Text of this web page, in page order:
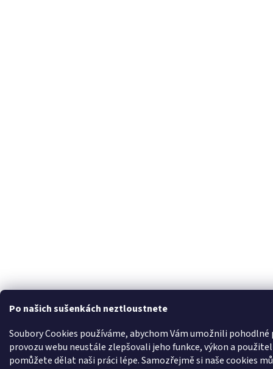
Po našich sušenkách neztloustnete
Soubory Cookies používáme, abychom Vám umožnili
provozu webu neustále zlepšovali jeho funkce, výkon a
pomůžete dělat naši práci lépe. Samozřejmě si naše cookies